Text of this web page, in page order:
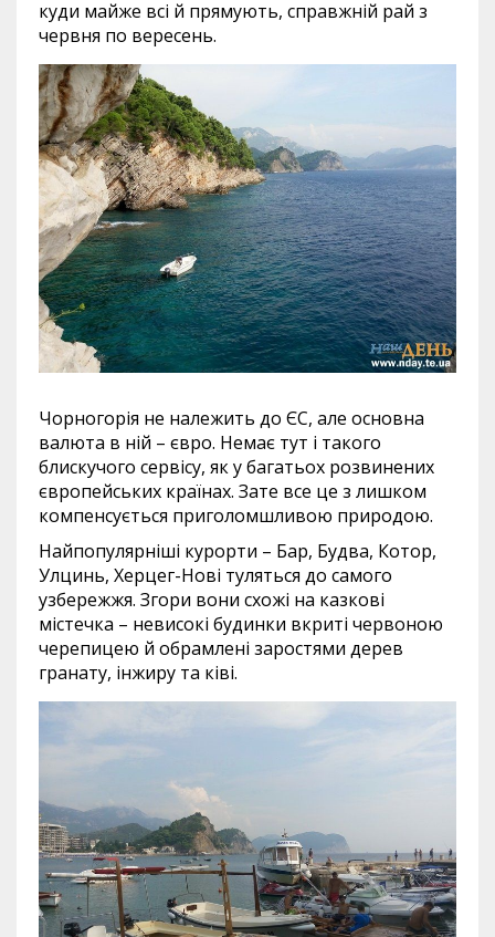
куди майже всі й прямують, справжній рай з
червня по вересень.
Чорногорія не належить до ЄС, але основна
валюта в ній – євро. Немає тут і такого
блискучого сервісу, як у багатьох розвинених
європейських країнах. Зате все це з лишком
компенсується приголомшливою природою.
Найпопулярніші курорти – Бар, Будва, Котор,
Улцинь, Херцег-Нові туляться до самого
узбережжя. Згори вони схожі на казкові
містечка – невисокі будинки вкриті червоною
черепицею й обрамлені заростями дерев
гранату, інжиру та ківі.